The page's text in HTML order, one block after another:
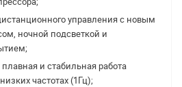
управления с новым
ночной подсветкой и
и стабильная работа
частотах (1Гц);